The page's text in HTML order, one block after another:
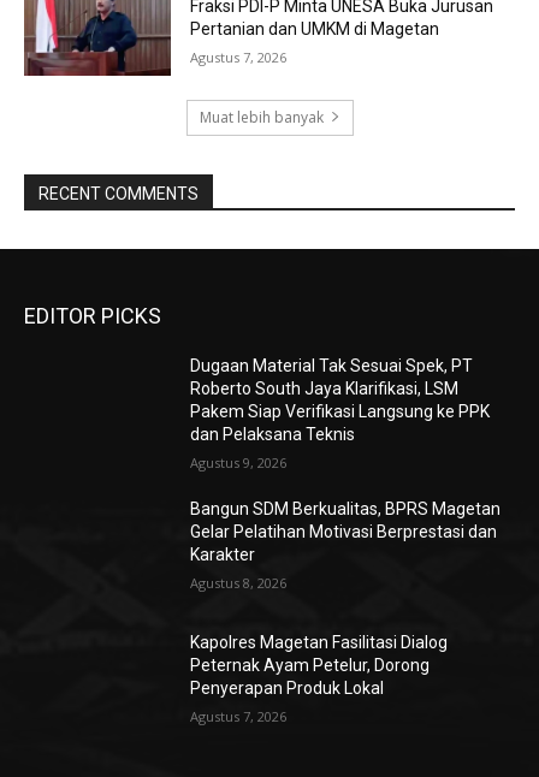
Fraksi PDI-P Minta UNESA Buka Jurusan
Pertanian dan UMKM di Magetan
Agustus 7, 2026
Muat lebih banyak
RECENT COMMENTS
EDITOR PICKS
Dugaan Material Tak Sesuai Spek, PT
Roberto South Jaya Klarifikasi, LSM
Pakem Siap Verifikasi Langsung ke PPK
dan Pelaksana Teknis
Agustus 9, 2026
Bangun SDM Berkualitas, BPRS Magetan
Gelar Pelatihan Motivasi Berprestasi dan
Karakter
Agustus 8, 2026
Kapolres Magetan Fasilitasi Dialog
Peternak Ayam Petelur, Dorong
Penyerapan Produk Lokal
Agustus 7, 2026